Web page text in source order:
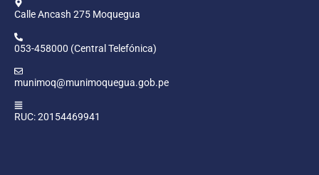
Calle Ancash 275 Moquegua
053-458000 (Central Telefónica)
munimoq@munimoquegua.gob.pe
RUC: 20154469941